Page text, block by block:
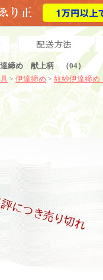
締め 献上柄 （04）
> 伊達締め> 紋紗伊達締